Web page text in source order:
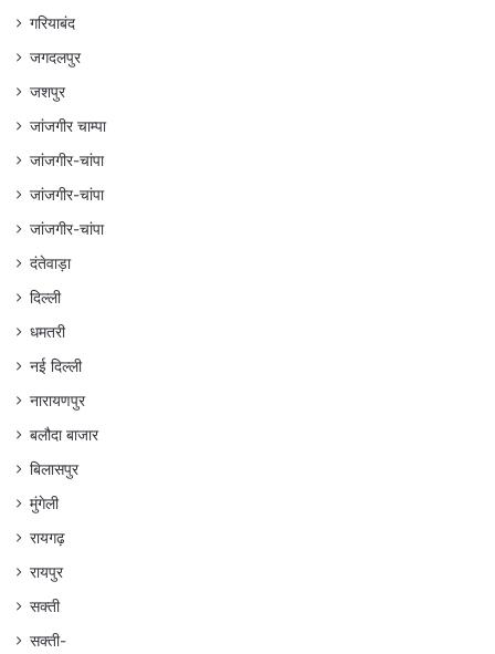
गरियाबंद
जगदलपुर
जशपुर
जांजगीर चाम्पा
जांजगीर-चांपा
जांजगीर-चांपा
जांजगीर-चांपा
दंतेवाड़ा
दिल्ली
धमतरी
नई दिल्ली
नारायणपुर
बलौदा बाजार
बिलासपुर
मुंगेली
रायगढ़
रायपुर
सक्ती
सक्ती-